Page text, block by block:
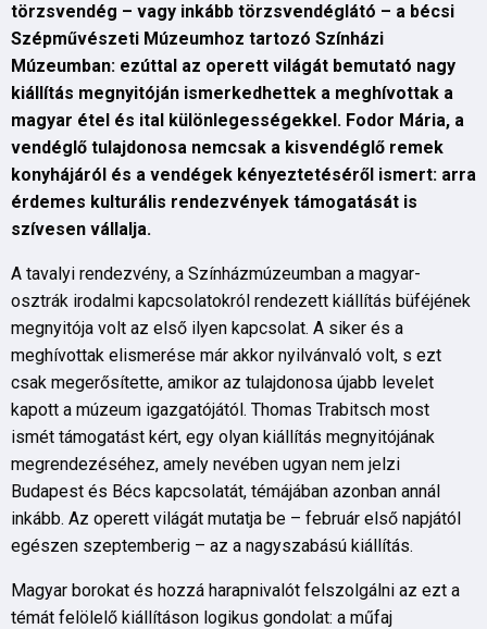
törzsvendég – vagy inkább törzsvendéglátó – a bécsi
Szépművészeti Múzeumhoz tartozó Színházi
Múzeumban: ezúttal az operett világát bemutató nagy
kiállítás megnyitóján ismerkedhettek a meghívottak a
magyar étel és ital különlegességekkel. Fodor Mária, a
vendéglő tulajdonosa nemcsak a kisvendéglő remek
konyhájáról és a vendégek kényeztetéséről ismert: arra
érdemes kulturális rendezvények támogatását is
szívesen vállalja.
A tavalyi rendezvény, a Színházmúzeumban a magyar-
osztrák irodalmi kapcsolatokról rendezett kiállítás büféjének
megnyitója volt az első ilyen kapcsolat. A siker és a
meghívottak elismerése már akkor nyilvánvaló volt, s ezt
csak megerősítette, amikor az tulajdonosa újabb levelet
kapott a múzeum igazgatójától. Thomas Trabitsch most
ismét támogatást kért, egy olyan kiállítás megnyitójának
megrendezéséhez, amely nevében ugyan nem jelzi
Budapest és Bécs kapcsolatát, témájában azonban annál
inkább. Az operett világát mutatja be – február első napjától
egészen szeptemberig – az a nagyszabású kiállítás.
Magyar borokat és hozzá harapnivalót felszolgálni az ezt a
témát felölelő kiállításon logikus gondolat: a műfaj